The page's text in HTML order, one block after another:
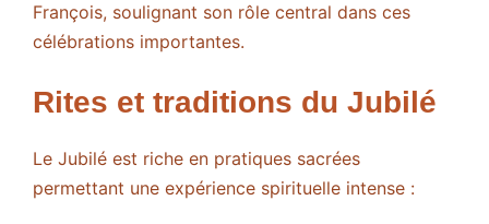
François, soulignant son rôle central dans ces
célébrations importantes.
Rites et traditions du Jubilé
Le Jubilé est riche en pratiques sacrées
permettant une expérience spirituelle intense :